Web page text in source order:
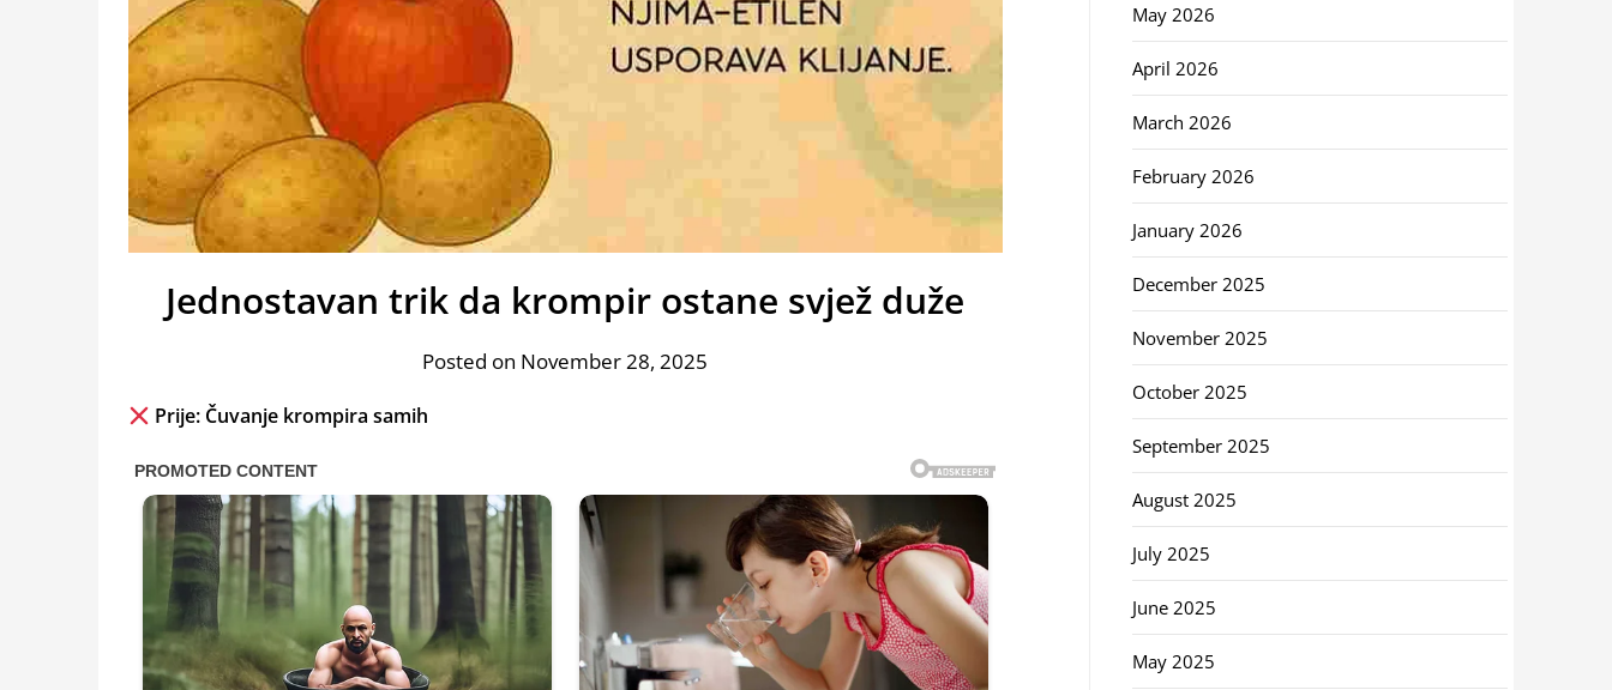
Jednostavan trik da krompir ostane svjež duže
Posted on November 28, 2025
Prije: Čuvanje krompira samih
May 2026
April 2026
March 2026
February 2026
January 2026
December 2025
November 2025
October 2025
September 2025
August 2025
July 2025
June 2025
May 2025